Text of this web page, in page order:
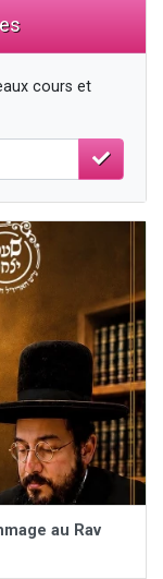
cours et
au Rav